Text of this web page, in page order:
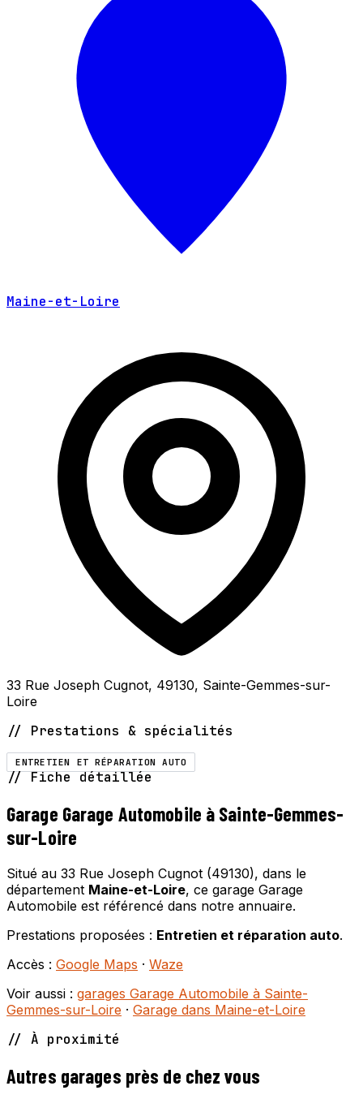
Maine-et-Loire
33 Rue Joseph Cugnot, 49130, Sainte-Gemmes-sur-
Loire
// Prestations & spécialités
ENTRETIEN ET RÉPARATION AUTO
// Fiche détaillée
Garage Garage Automobile à Sainte-Gemmes-
sur-Loire
Situé au 33 Rue Joseph Cugnot (49130), dans le
département Maine-et-Loire, ce garage Garage
Automobile est référencé dans notre annuaire.
Prestations proposées : Entretien et réparation auto.
Accès : Google Maps · Waze
Voir aussi : garages Garage Automobile à Sainte-
Gemmes-sur-Loire · Garage dans Maine-et-Loire
// À proximité
Autres garages près de chez vous